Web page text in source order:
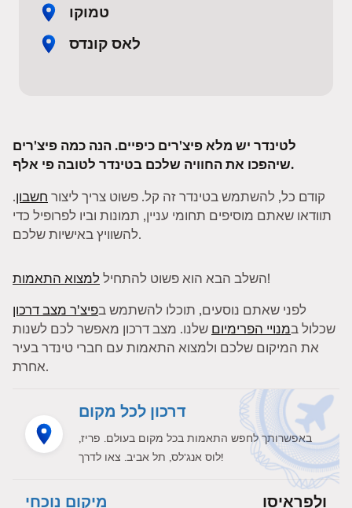
טמוקו
לאס קונדס
לטינדר יש מלא פיצ'רים כיפיים. הנה כמה פיצ'רים
שיהפכו את החוויה שלכם בטינדר לטובה פי אלף.
קודם כל, להשתמש בטינדר זה קל. פשוט צריך ליצור חשבון.
תוודאו שאתם מוסיפים תחומי עניין, תמונות וביו לפרופיל כדי
להשוויץ באישיות שלכם.
השלב הבא הוא פשוט להתחיללמצוא התאמות
!
לפני שאתם נוסעים, תוכלו להשתמש בפיצ'ר מצב דרכון
שכלול במנויי הפרימיום שלנו. מצב דרכון מאפשר לכם לשנות
את המיקום שלכם ולמצוא התאמות עם חברי טינדר בעיר
אחרת.
דרכון לכל מקום
באפשרותך לחפש התאמות בכל מקום בעולם. פריז,
לוס אנג'לס, תל אביב. צאו לדרך!
מיקום נוכחי ולפראיסו